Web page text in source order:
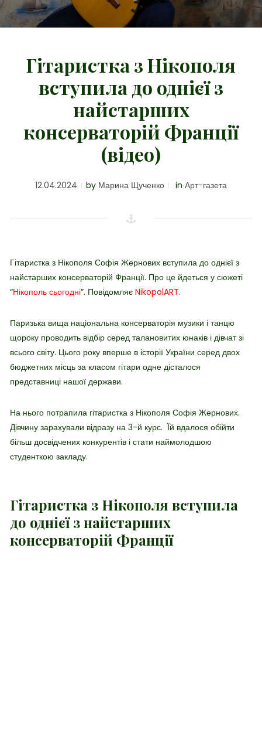
Гітаристка з Нікополя
вступила до однієї з
найстарших
консерваторій Франції
(відео)
12.04.2024 by Марина Щученко in Арт-газета
Гітаристка з Нікополя Софія Жернових вступила до однієї з
найстарших консерваторій Франції. Про це йдеться у сюжеті
“Нікополь сьогодні”. ПовідомляєNikopolART.
Паризька вища національна консерваторія музики і танцю
щороку проводить відбір серед талановитих юнаків і дівчат зі
всього світу. Цього року вперше в історії України серед двох
бюджетних місць за класом гітари одне дісталося
представниці нашої держави.
На нього потрапила гітаристка з Нікополя Софія Жернових.
Дівчину зарахували відразу на 3-й курс. Їй вдалося обійти
більш досвідчених конкурентів і стати наймолодшою
студенткою закладу.
Гітаристка з Нікополя вступила
до однієї з найстарших
консерваторій Франції